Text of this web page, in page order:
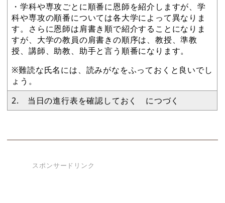
・学科や専攻ごとに順番に恩師を紹介しますが、学
科や専攻の順番については各大学によって異なりま
す。さらに恩師は肩書き順で紹介することになりま
すが、大学の教員の肩書きの順序は、教授、準教
授、講師、助教、助手と言う順番になります。
※難読な氏名には、読みがなをふっておくと良いでし
ょう。
2. 当日の進行表を確認しておく につづく
スポンサードリンク